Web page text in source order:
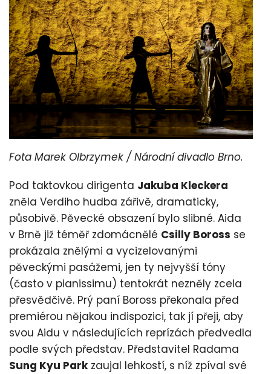
Fota Marek Olbrzymek / Národní divadlo Brno.
Pod taktovkou dirigenta Jakuba Kleckera
zněla Verdiho hudba zářivě, dramaticky,
působivě. Pěvecké obsazení bylo slibné. Aida
v Brně již téměř zdomácnělé Csilly Boross se
prokázala znělými a vycizelovanými
pěveckými pasážemi, jen ty nejvyšší tóny
(často v pianissimu) tentokrát nezněly zcela
přesvědčivě. Prý paní Boross překonala před
premiérou nějakou indispozici, tak jí přeji, aby
svou Aidu v následujících reprízách předvedla
podle svých představ. Představitel Radama
Sung Kyu Parkzaujal lehkostí, s níž zpíval své